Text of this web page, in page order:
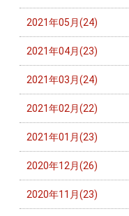
2021年05月(24)
2021年04月(23)
2021年03月(24)
2021年02月(22)
2021年01月(23)
2020年12月(26)
2020年11月(23)